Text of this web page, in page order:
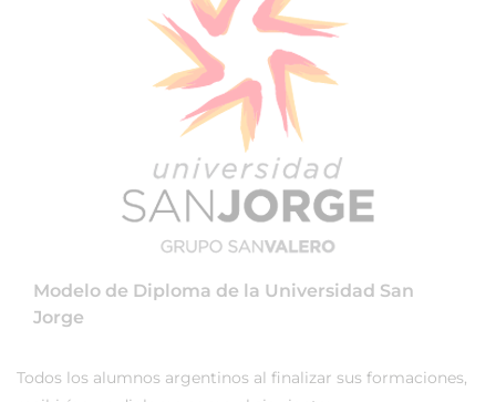
Modelo de Diploma de la Universidad San
Jorge
Todos los alumnos argentinos al finalizar sus formaciones,